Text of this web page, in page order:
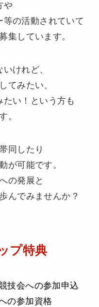
や
の活動されていて
集しています。
けれど、
てみたい、
い！という方も
。
同したり
が可能です。
の発展と
んでみませんか？
プ特典
技会への参加申込
の参加資格